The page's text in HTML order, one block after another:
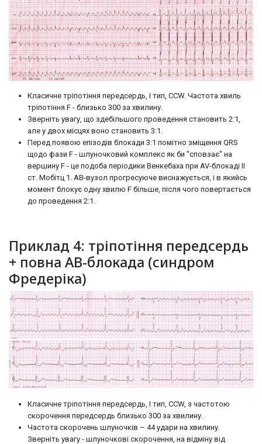
Класичне тріпотіння передсердь, I тип, CCW. Частота хвиль
тріпотіння F - близько 300 за хвилину.
Зверніть увагу, що здебільшого проведення становить 2:1,
але у двох місцях воно становить 3:1.
Перед появою епізодів блокади 3:1 помітно зміщення QRS
щодо фази F - шлуночковий комплекс як би "сповзає" на
вершину F - це подоба періодики Венкебаха при AV-блокаді II
ст. Мобітц 1. АВ-вузол прогресуюче виснажується, і в якийсь
момент блокує одну хвилю F більше, після чого повертається
до проведення 2:1.
Приклад 4: тріпотіння передсердь
+ повна АВ-блокада (синдром
Фредеріка)
Класичне тріпотіння передсердь, I тип, CCW, з частотою
скорочення передсердь близько 300 за хвилину.
Частота скорочень шлуночків – 44 удари на хвилину.
Зверніть увагу - шлуночкові скорочення, на відміну від